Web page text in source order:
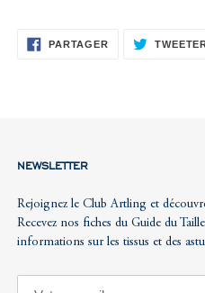
PARTAGER PARTAGER
NEWSLETTER
Rejoignez le Club Artling et
Recevez nos fiches du Guide du
informations sur les tissus et des